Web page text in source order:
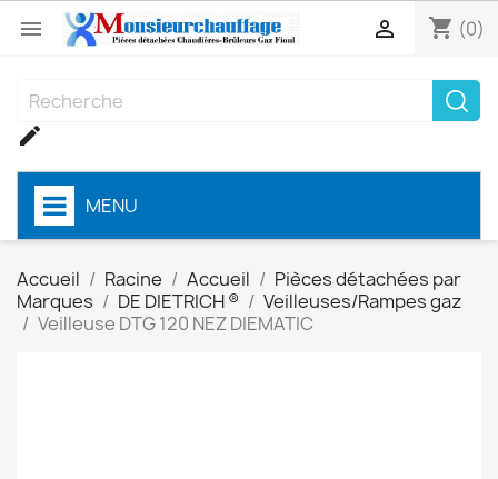
 shopping_cart (0)


MENU
Accueil Racine Accueil
Pièces détachées par
Marques
DE DIETRICH ®
Veilleuses/Rampes gaz
Veilleuse DTG 120 NEZ DIEMATIC